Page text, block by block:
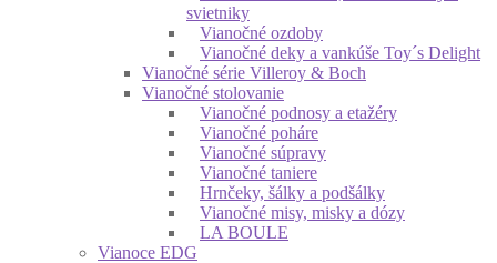
svietniky
Vianočné ozdoby
Vianočné deky a vankúše Toy´s Delight
Vianočné série Villeroy & Boch
Vianočné stolovanie
Vianočné podnosy a etažéry
Vianočné poháre
Vianočné súpravy
Vianočné taniere
Hrnčeky, šálky a podšálky
Vianočné misy, misky a dózy
LA BOULE
Vianoce EDG